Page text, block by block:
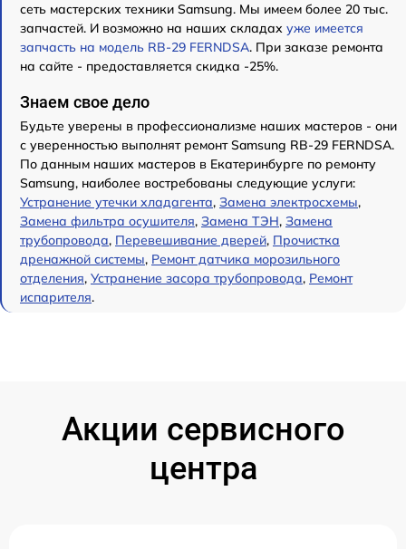
сеть мастерских техники Samsung. Мы имеем более 20 тыс.
запчастей. И возможно на наших складах уже имеется
запчасть на модель RB-29 FERNDSA. При заказе ремонта
на сайте - предоставляется скидка -25%.
Знаем свое дело
Будьте уверены в профессионализме наших мастеров - они
с уверенностью выполнят ремонт Samsung RB-29 FERNDSA.
По данным наших мастеров в Екатеринбурге по ремонту
Samsung, наиболее востребованы следующие услуги:
Устранение утечки хладагента, Замена электросхемы,
Замена фильтра осушителя, Замена ТЭН, Замена
трубопровода, Перевешивание дверей, Прочистка
дренажной системы, Ремонт датчика морозильного
отделения, Устранение засора трубопровода, Ремонт
испарителя.
Акции сервисного
центра